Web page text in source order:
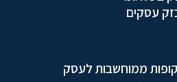
עסקים
ממוחשבות לעסק